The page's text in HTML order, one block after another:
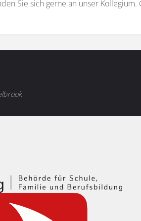
Sie sich gerne an unser